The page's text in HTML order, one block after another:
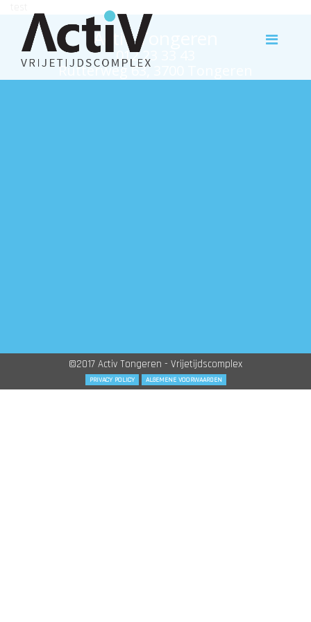
Activ Tongeren
012 23 33 43
Rutterweg 63, 3700 Tongeren
©2017 Activ Tongeren - Vrijetijdscomplex
PRIVACY POLICY ALGEMENE VOORWAARDEN